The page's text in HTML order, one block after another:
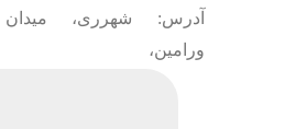
آدرس: شهرری،
ورامین،